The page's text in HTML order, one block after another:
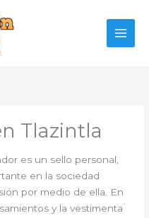
Tlazintla
es un sello personal,
en la sociedad
por medio de ella. En
y la vestimenta